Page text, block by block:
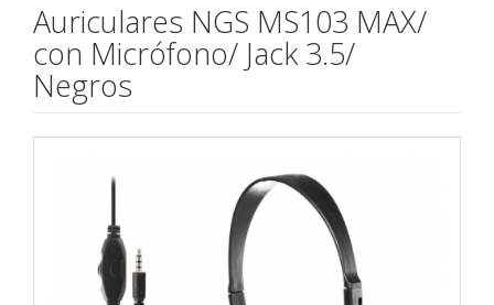
Auriculares NGS MS103 MAX/
con Micrófono/ Jack 3.5/
Negros